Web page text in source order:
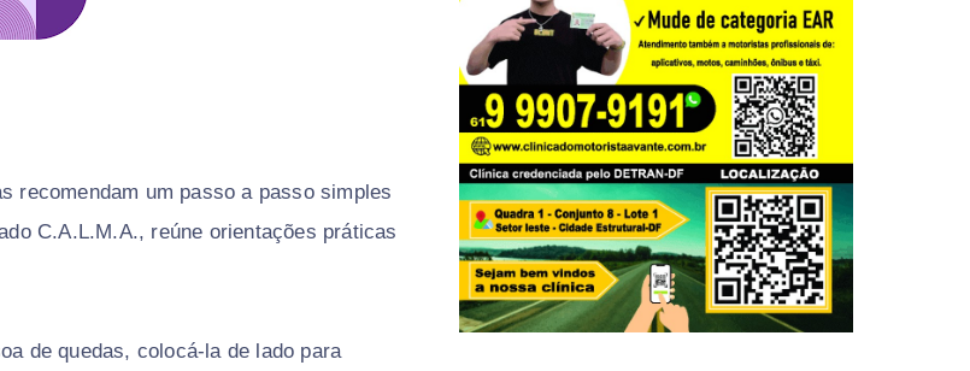
recomendam um passo a passo simples
C.A.L.M.A., reúne orientações práticas
de quedas, colocá-la de lado para